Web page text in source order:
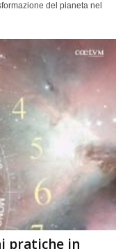
del pianeta nel
pratiche in